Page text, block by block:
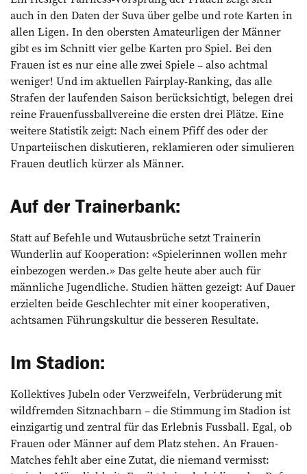
auch in den Daten der Suva über gelbe und rote Karten in
allen Ligen. In den obersten Amateurligen der Männer
gibt es im Schnitt vier gelbe Karten pro Spiel. Bei den
Frauen ist es nur eine alle zwei Spiele – also achtmal
weniger! Und im aktuellen Fairplay-Ranking, das alle
Strafen der laufenden Saison berücksichtigt, belegen drei
reine Frauenfussball­vereine die ersten drei Plätze. Eine
weitere Statistik zeigt: Nach einem Pfiff des oder der
Unparteiischen diskutieren, reklamieren oder simulieren
Frauen deutlich kürzer als Männer.
Auf der Trainerbank:
Statt auf Befehle und Wutausbrüche setzt Trainerin
Wunderlin auf Kooperation: «Spielerinnen wollen mehr
einbezogen werden.» Das gelte heute aber auch für
männliche Jugendliche. Studien hätten gezeigt: Auf Dauer
erzielten beide Geschlechter mit einer kooperativen,
achtsamen Führungskultur die besseren Resultate.
Im Stadion:
Kollektives Jubeln oder Verzweifeln, Verbrüderung mit
wildfremden Sitznachbarn – die Stimmung im Stadion ist
einzigartig und zentral für das Erlebnis Fussball. Egal, ob
Frauen oder Männer auf dem Platz stehen. An Frauen-
Matches fehlt aber eine Zutat, die niemand vermisst: